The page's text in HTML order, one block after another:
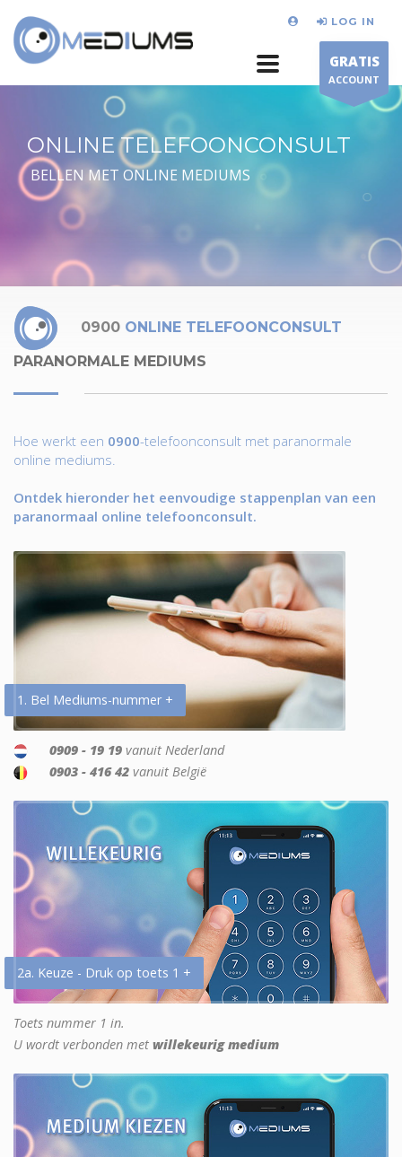
LOG IN
GRATIS
ACCOUNT
ONLINE TELEFOONCONSULT
BELLEN MET ONLINE MEDIUMS
0900 ONLINE TELEFOONCONSULT
PARANORMALE MEDIUMS
Hoe werkt een 0900-telefoonconsult met paranormale
online mediums.
Ontdek hieronder het eenvoudige stappenplan van een
paranormaal online telefoonconsult.
1. Bel Mediums-nummer +
0909 - 19 19 vanuit Nederland
0903 - 416 42 vanuit België
2a. Keuze - Druk op toets 1 +
Toets nummer 1 in.
U wordt verbonden met willekeurig medium